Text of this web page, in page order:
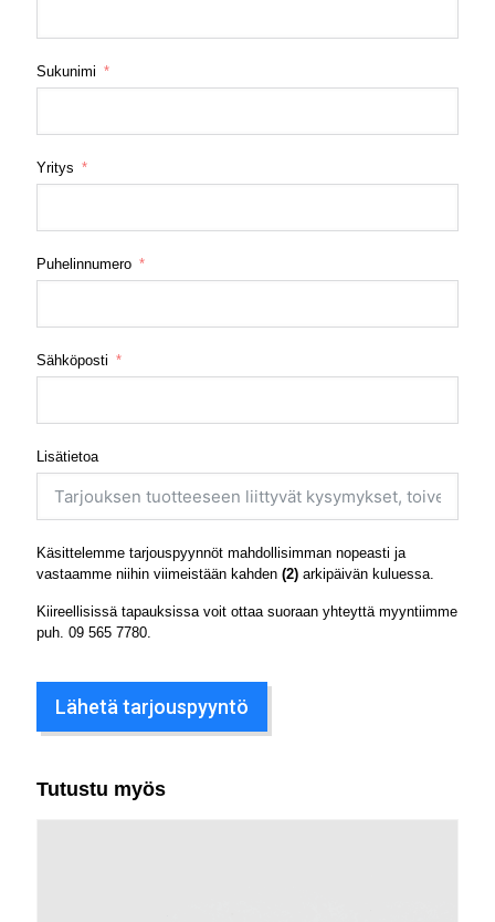
Sukunimi
Yritys
Puhelinnumero
Sähköposti
Lisätietoa
Käsittelemme tarjouspyynnöt mahdollisimman nopeasti ja
vastaamme niihin viimeistään kahden (2) arkipäivän kuluessa.
Kiireellisissä tapauksissa voit ottaa suoraan yhteyttä myyntiimme
puh. 09 565 7780
Lähetä tarjouspyyntö
Tutustu myös